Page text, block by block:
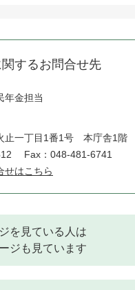
するお問合せ先
年金担当
止一丁目1番1号 本庁舎1階
Fax：048-481-6741
せはこちら
を見ている人は
ジも見ています